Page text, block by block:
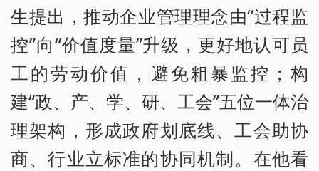
生提出，推动企业管理理念由“过程监
控”向“价值度量”升级，更好地认可员
工的劳动价值，避免粗暴监控；构
建“政、产、学、研、工会”五位一体治
理架构，形成政府划底线、工会助协
商、行业立标准的协同机制。在他看